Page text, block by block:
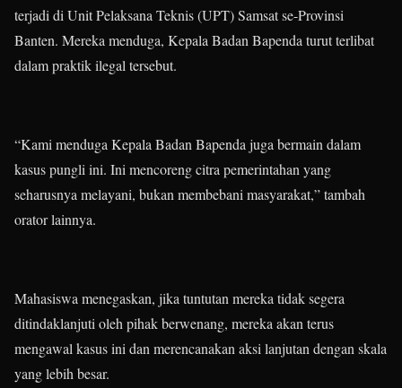
terjadi di Unit Pelaksana Teknis (UPT) Samsat se-Provinsi
Banten. Mereka menduga, Kepala Badan Bapenda turut terlibat
dalam praktik ilegal tersebut.
“Kami menduga Kepala Badan Bapenda juga bermain dalam
kasus pungli ini. Ini mencoreng citra pemerintahan yang
seharusnya melayani, bukan membebani masyarakat,” tambah
orator lainnya.
Mahasiswa menegaskan, jika tuntutan mereka tidak segera
ditindaklanjuti oleh pihak berwenang, mereka akan terus
mengawal kasus ini dan merencanakan aksi lanjutan dengan skala
yang lebih besar.